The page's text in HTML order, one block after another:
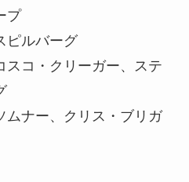
プ
ピルバーグ
スコ・クリーガー、ステ
ムナー、クリス・ブリガ